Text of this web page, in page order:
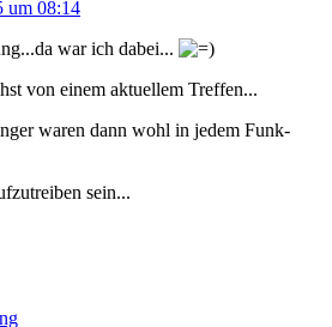
um 08:14
war ich dabei...
von einem aktuellem Treffen...
waren dann wohl in jedem Funk-
sein...